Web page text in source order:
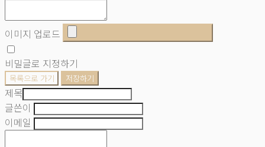
이미지 업로드
비밀글로 지정하기
목록으로 가기 저장하기
제목
글쓴이
이메일